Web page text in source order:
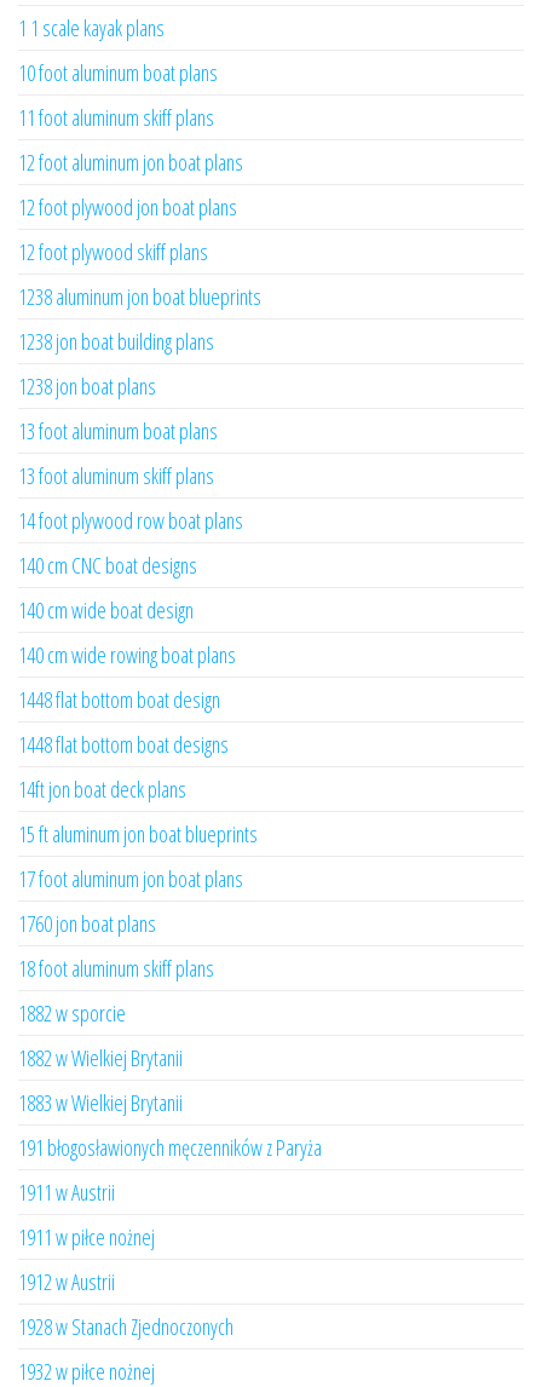
1 1 scale kayak plans
10 foot aluminum boat plans
11 foot aluminum skiff plans
12 foot aluminum jon boat plans
12 foot plywood jon boat plans
12 foot plywood skiff plans
1238 aluminum jon boat blueprints
1238 jon boat building plans
1238 jon boat plans
13 foot aluminum boat plans
13 foot aluminum skiff plans
14 foot plywood row boat plans
140 cm CNC boat designs
140 cm wide boat design
140 cm wide rowing boat plans
1448 flat bottom boat design
1448 flat bottom boat designs
14ft jon boat deck plans
15 ft aluminum jon boat blueprints
17 foot aluminum jon boat plans
1760 jon boat plans
18 foot aluminum skiff plans
1882 w sporcie
1882 w Wielkiej Brytanii
1883 w Wielkiej Brytanii
191 błogosławionych męczenników z Paryża
1911 w Austrii
1911 w piłce nożnej
1912 w Austrii
1928 w Stanach Zjednoczonych
1932 w piłce nożnej